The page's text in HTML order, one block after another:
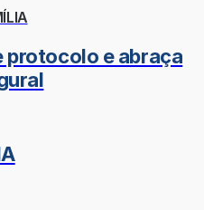
protocolo e abraça